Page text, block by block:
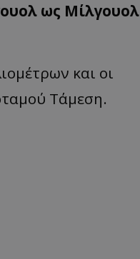
ως Μίλγουολ
και οι
Τάμεση.